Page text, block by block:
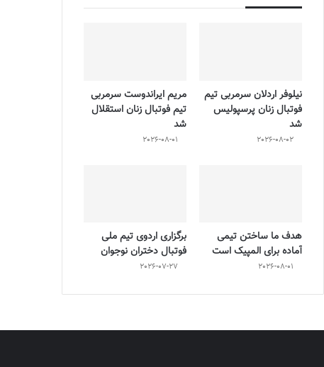
نیلوفر اردلان سرمربی تیم
فوتبال زنان پرسپولیس
شد
2026-08-02
مریم ایراندوست سرمربی
تیم فوتبال زنان استقلال
شد
2026-08-01
هدف ما ساختن تیمی
آماده برای المپیک است
2026-08-01
برگزاری اردوی تیم ملی
فوتبال دختران نوجوان
2026-07-27